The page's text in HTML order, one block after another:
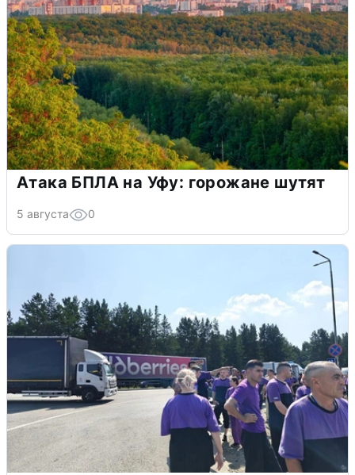
Атака БПЛА на Уфу: горожане шутят
5 августа 0